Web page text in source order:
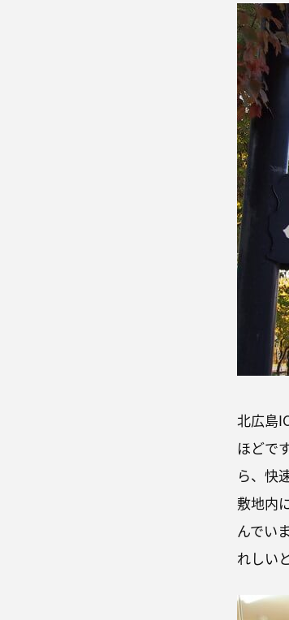
北広島
ほどで
ら、快
敷地内
んでい
れしい